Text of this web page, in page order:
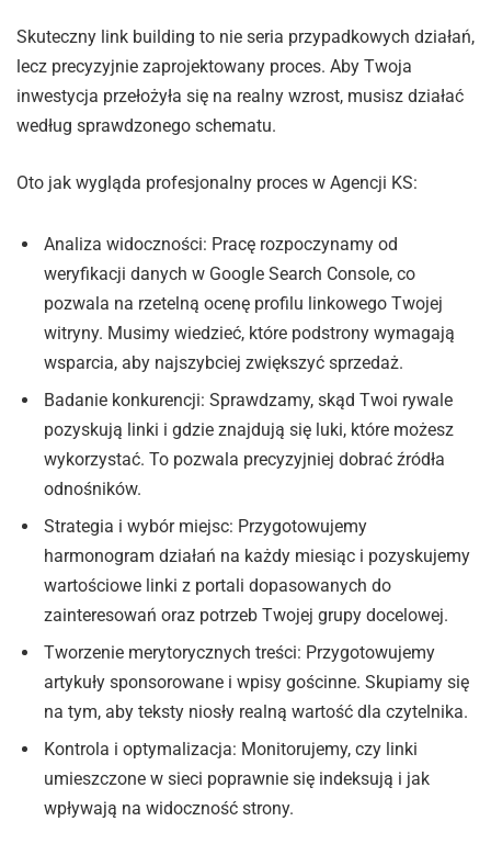
Skuteczny link building to nie seria przypadkowych działań,
lecz precyzyjnie zaprojektowany proces. Aby Twoja
inwestycja przełożyła się na realny wzrost, musisz działać
według sprawdzonego schematu.
Oto jak wygląda profesjonalny proces w Agencji KS:
Analiza widoczności: Pracę rozpoczynamy od
weryfikacji danych w Google Search Console, co
pozwala na rzetelną ocenę profilu linkowego Twojej
witryny. Musimy wiedzieć, które podstrony wymagają
wsparcia, aby najszybciej zwiększyć sprzedaż.
Badanie konkurencji: Sprawdzamy, skąd Twoi rywale
pozyskują linki i gdzie znajdują się luki, które możesz
wykorzystać. To pozwala precyzyjniej dobrać źródła
odnośników.
Strategia i wybór miejsc: Przygotowujemy
harmonogram działań na każdy miesiąc i pozyskujemy
wartościowe linki z portali dopasowanych do
zainteresowań oraz potrzeb Twojej grupy docelowej.
Tworzenie merytorycznych treści: Przygotowujemy
artykuły sponsorowane i wpisy gościnne. Skupiamy się
na tym, aby teksty niosły realną wartość dla czytelnika.
Kontrola i optymalizacja: Monitorujemy, czy linki
umieszczone w sieci poprawnie się indeksują i jak
wpływają na widoczność strony.